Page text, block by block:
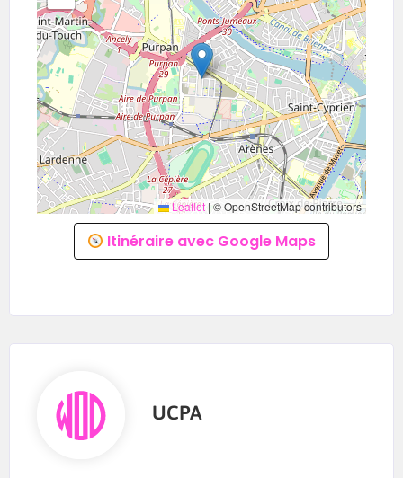
10 Place de la Charte des Libertés
Communales – 31300 TOULOUSE
Les Halles de la Cartoucherie
Accueil UCPA
Leaflet | © OpenStreetMap contributors
Itinéraire avec Google Maps
UCPA